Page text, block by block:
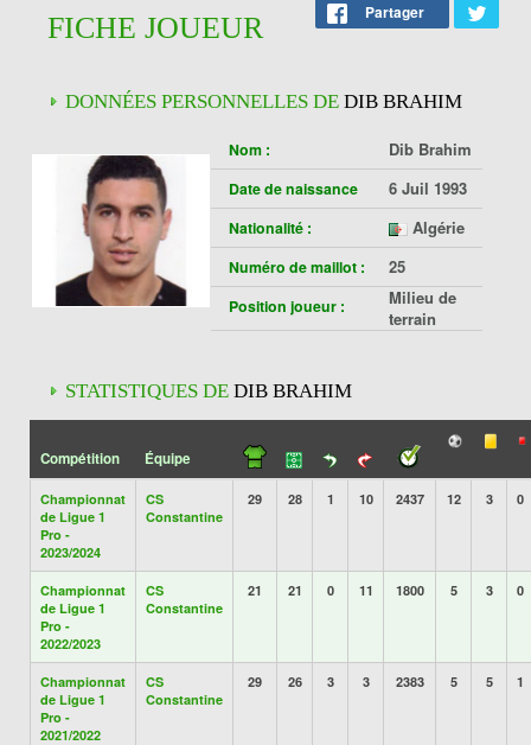
FICHE JOUEUR
Partager
DONNÉES PERSONNELLES DE DIB BRAHIM
Nom : Dib Brahim
Date de naissance 6 Juil 1993
Nationalité : Algérie
Numéro de maillot : 25
Position joueur :
Milieu de
terrain
STATISTIQUES DE DIB BRAHIM
Compétition Équipe
Championnat
de Ligue 1
Pro -
2023/2024
CS
Constantine
29 28 1 10 2437 12 3 0
Championnat
de Ligue 1
Pro -
2022/2023
CS
Constantine
21 21 0 11 1800 5 3 0
Championnat
de Ligue 1
Pro -
2021/2022
CS
Constantine
29 26 3 3 2383 5 5 1